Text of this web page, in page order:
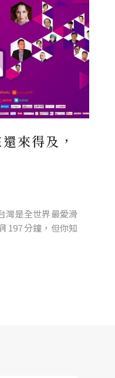
來得及，
灣是全世界最愛滑
197 分鐘，但你知